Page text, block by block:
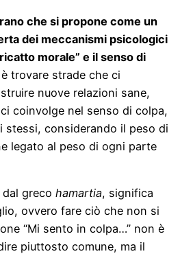
che si propone come un
dei meccanismi psicologici
morale” e il senso di
è trovare strade che ci
nuove relazioni sane,
coinvolge nel senso di colpa,
stessi, considerando il peso di
legato al peso di ogni parte
dal greco hamartia, significa
ovvero fare ciò che non si
“Mi sento in colpa…” non è
piuttosto comune, ma il